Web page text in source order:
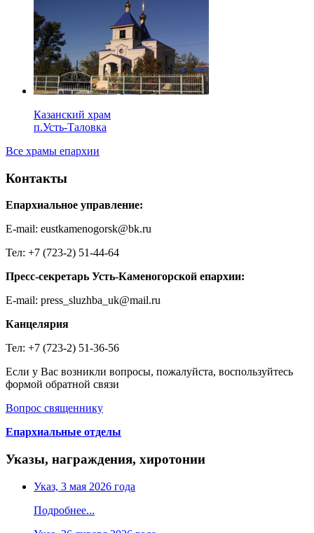
Казанский храм
п.Усть-Таловка
Все храмы епархии
Контакты
Епархиальное управление:
E-mail: eustkamenogorsk@bk.ru
Тел: +7 (723-2) 51-44-64
Пресс-секретарь Усть-Каменогорской епархии:
E-mail: press_sluzhba_uk@mail.ru
Канцелярия
Тел: +7 (723-2) 51-36-56
Если у Вас возникли вопросы, пожалуйста, воспользуйтесь
формой обратной связи
Вопрос священнику
Епархиальные отделы
Указы, награждения, хиротонии
Указ, 3 мая 2026 года
Подробнее...